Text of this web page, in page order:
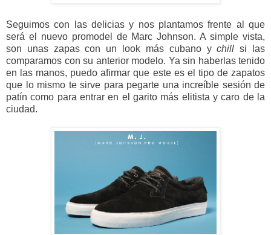
Seguimos con las delicias y nos plantamos frente al que
será el nuevo promodel de Marc Johnson. A simple vista,
son unas zapas con un look más cubano ychillsi las
comparamos con su anterior modelo. Ya sin haberlas tenido
en las manos, puedo afirmar que este es el tipo de zapatos
que lo mismo te sirve para pegarte una increíble sesión de
patín como para entrar en el garito más elitista y caro de la
ciudad.